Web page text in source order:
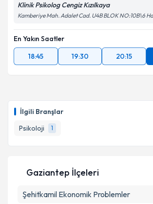
İlgili Branşlar
Psikoloji
1
Klinik Psikolog Cengiz Kızılkaya
Kamberiye Mah. Adalet Cad. U4B BLOK NO:10B\6
En Yakın Saatler
18:45
19:30 20:15
Gaziantep İlçeleri
Şehitkamil Ekonomik Problemler